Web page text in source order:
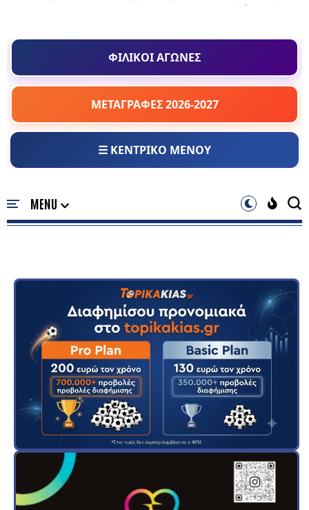
ΦΙΛΙΚΟΙ ΑΓΩΝΕΣ
ΜΕΤΑΓΡΑΦΕΣ 2026-2027
☰ ΚΕΝΤΡΙΚΟ ΜΕΝΟΥ